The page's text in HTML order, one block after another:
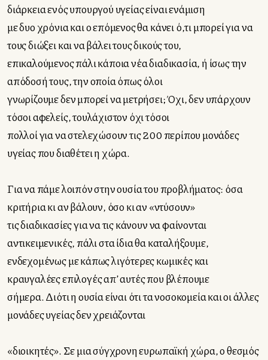
διάρκεια ενός υπουργού υγείας είναι ενάμιση
με δυο χρόνια και ο επόμενος θα κάνει ό,τι μπορεί για να
τους διώξει και να βάλει τους δικούς του,
επικαλούμενος πάλι κάποια νέα διαδικασία, ή ίσως την
απόδοσή τους, την οποία όπως όλοι
γνωρίζουμε δεν μπορεί να μετρήσει; Όχι, δεν υπάρχουν
τόσοι αφελείς, τουλάχιστον όχι τόσοι
πολλοί για να στελεχώσουν τις 200 περίπου μονάδες
υγείας που διαθέτει η χώρα.
Για να πάμε λοιπόν στην ουσία του προβλήματος: όσα
κριτήρια κι αν βάλουν, όσο κι αν «ντύσουν»
τις διαδικασίες για να τις κάνουν να φαίνονται
αντικειμενικές, πάλι στα ίδια θα καταλήξουμε,
ενδεχομένως με κάπως λιγότερες κωμικές και
κραυγαλέες επιλογές απ’ αυτές που βλέπουμε
σήμερα. Διότι η ουσία είναι ότι τα νοσοκομεία και οι άλλες
μονάδες υγείας δεν χρειάζονται
«διοικητές». Σε μια σύγχρονη ευρωπαϊκή χώρα, ο θεσμός